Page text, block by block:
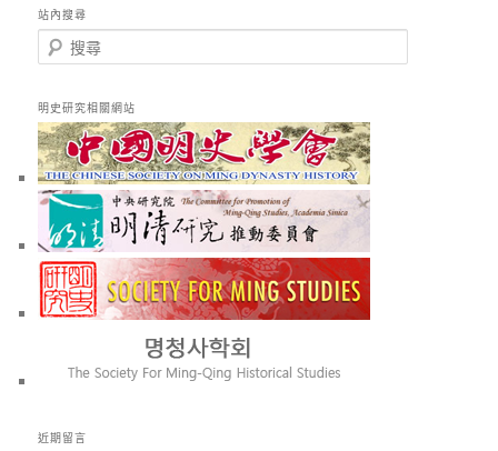
站內搜尋
搜
尋
明史研究相關網站
近期留言